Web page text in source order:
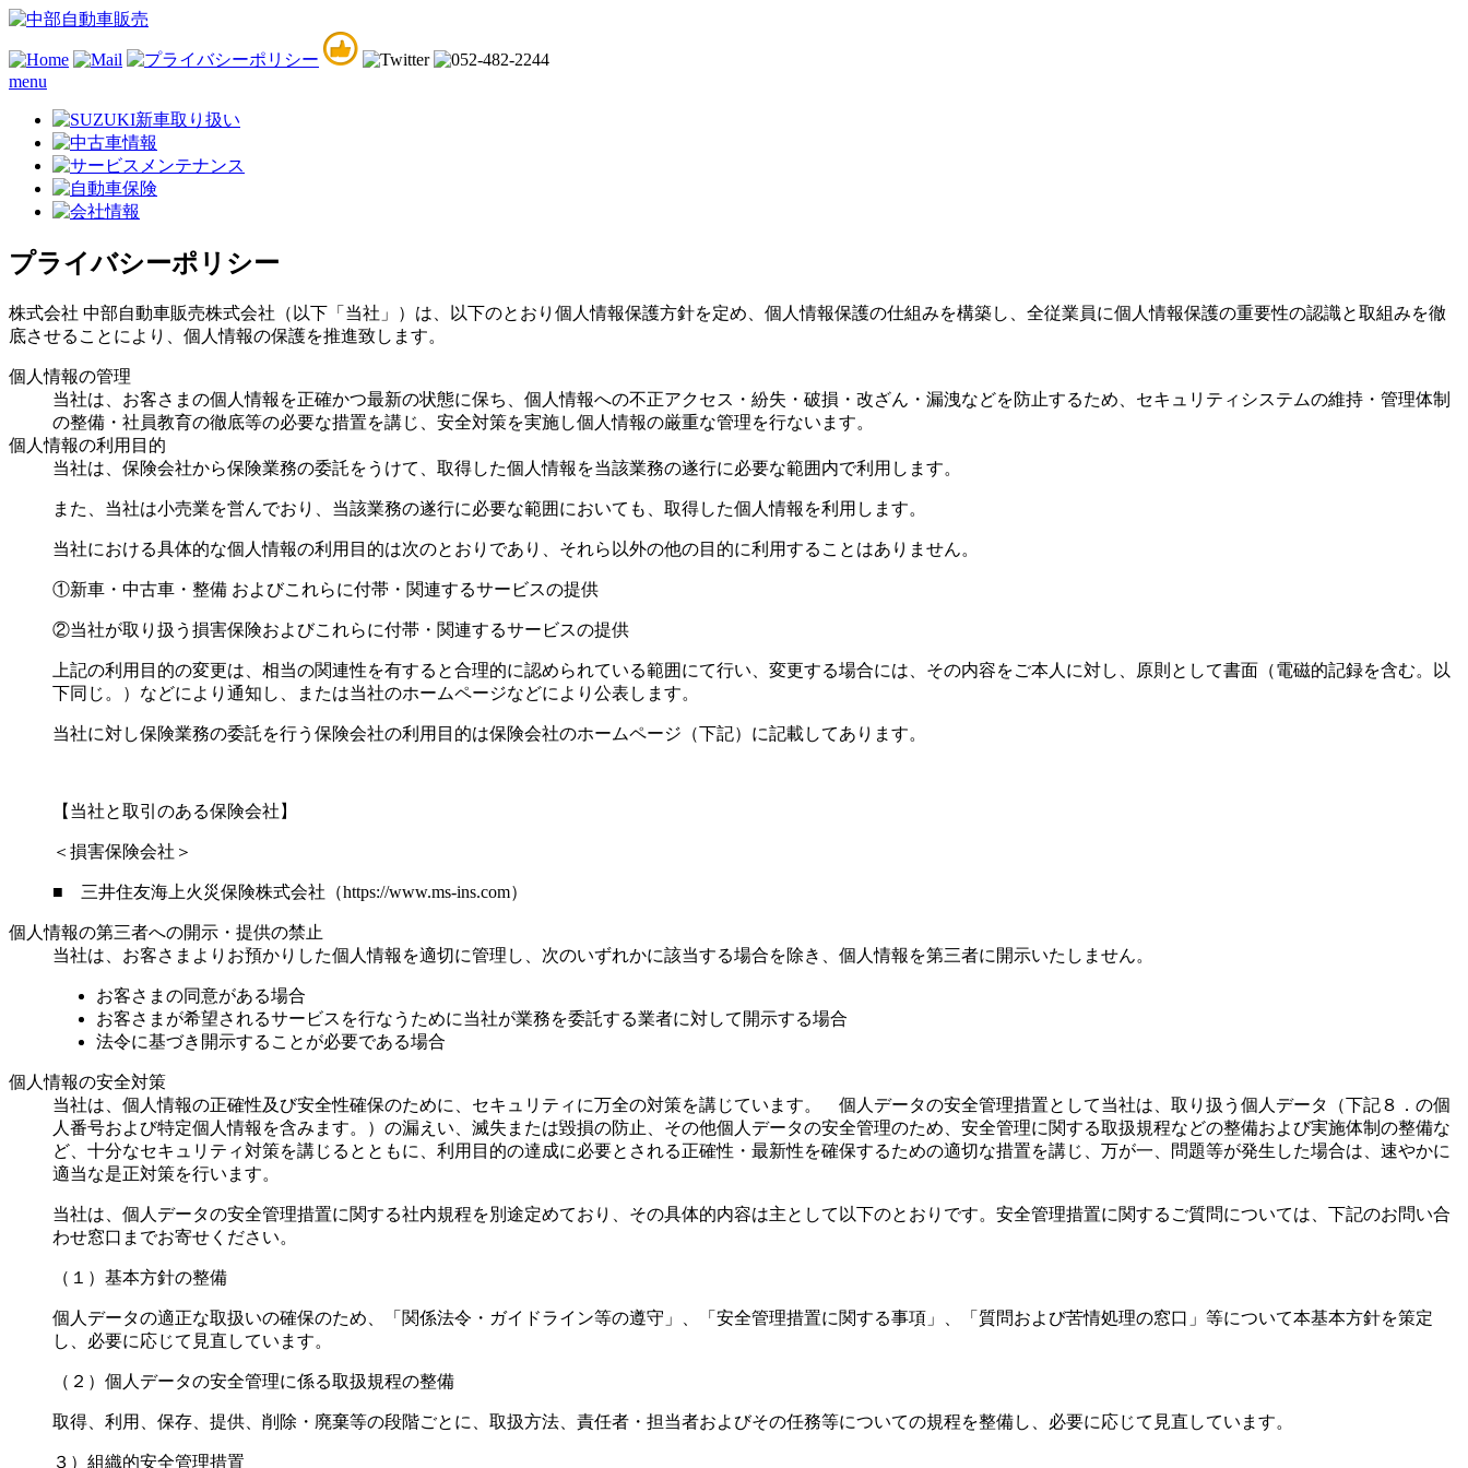
menu
プライバシーポリシー
株式会社 中部自動車販売株式会社（以下「当社」）は、以下のとおり個人情報保護方針を定め、個人情報保護の仕組みを構築し、全従業員に個人情報保護の重要性の認識と取組みを徹
底させることにより、個人情報の保護を推進致します。
個人情報の管理
当社は、お客さまの個人情報を正確かつ最新の状態に保ち、個人情報への不正アクセス・紛失・破損・改ざん・漏洩などを防止するため、セキュリティシステムの維持・管理体制
の整備・社員教育の徹底等の必要な措置を講じ、安全対策を実施し個人情報の厳重な管理を行ないます。
個人情報の利用目的
当社は、保険会社から保険業務の委託をうけて、取得した個人情報を当該業務の遂行に必要な範囲内で利用します。
また、当社は小売業を営んでおり、当該業務の遂行に必要な範囲においても、取得した個人情報を利用します。
当社における具体的な個人情報の利用目的は次のとおりであり、それら以外の他の目的に利用することはありません。
①新車・中古車・整備 およびこれらに付帯・関連するサービスの提供
②当社が取り扱う損害保険およびこれらに付帯・関連するサービスの提供
上記の利用目的の変更は、相当の関連性を有すると合理的に認められている範囲にて行い、変更する場合には、その内容をご本人に対し、原則として書面（電磁的記録を含む。以
下同じ。）などにより通知し、または当社のホームページなどにより公表します。
当社に対し保険業務の委託を行う保険会社の利用目的は保険会社のホームページ（下記）に記載してあります。
【当社と取引のある保険会社】
＜損害保険会社＞
■ 三井住友海上火災保険株式会社（https://www.ms-ins.com）
個人情報の第三者への開示・提供の禁止
当社は、お客さまよりお預かりした個人情報を適切に管理し、次のいずれかに該当する場合を除き、個人情報を第三者に開示いたしません。
お客さまの同意がある場合
お客さまが希望されるサービスを行なうために当社が業務を委託する業者に対して開示する場合
法令に基づき開示することが必要である場合
個人情報の安全対策
当社は、個人情報の正確性及び安全性確保のために、セキュリティに万全の対策を講じています。 個人データの安全管理措置として当社は、取り扱う個人データ（下記８．の個
人番号および特定個人情報を含みます。）の漏えい、滅失または毀損の防止、その他個人データの安全管理のため、安全管理に関する取扱規程などの整備および実施体制の整備な
ど、十分なセキュリティ対策を講じるとともに、利用目的の達成に必要とされる正確性・最新性を確保するための適切な措置を講じ、万が一、問題等が発生した場合は、速やかに
適当な是正対策を行います。
当社は、個人データの安全管理措置に関する社内規程を別途定めており、その具体的内容は主として以下のとおりです。安全管理措置に関するご質問については、下記のお問い合
わせ窓口までお寄せください。
（１）基本方針の整備
個人データの適正な取扱いの確保のため、「関係法令・ガイドライン等の遵守」、「安全管理措置に関する事項」、「質問および苦情処理の窓口」等について本基本方針を策定
し、必要に応じて見直しています。
（２）個人データの安全管理に係る取扱規程の整備
取得、利用、保存、提供、削除・廃棄等の段階ごとに、取扱方法、責任者・担当者およびその任務等についての規程を整備し、必要に応じて見直しています。
３）組織的安全管理措置